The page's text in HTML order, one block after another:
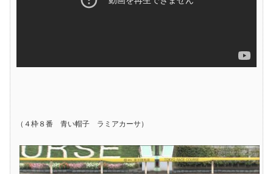
（４枠８番 青い帽子 ラミアカーサ）